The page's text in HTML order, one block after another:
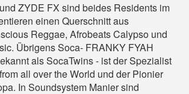
ZYDE FX sind beides Residents im
einen Querschnitt aus
Reggae, Afrobeats Calypso und
Übrigens Soca- FRANKY FYAH
als SocaTwins - ist der Spezialist
all over the World und der Pionier
In Soundsystem Manier sind